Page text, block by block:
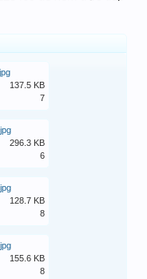
137.5 KB
7
296.3 KB
6
128.7 KB
8
155.6 KB
8